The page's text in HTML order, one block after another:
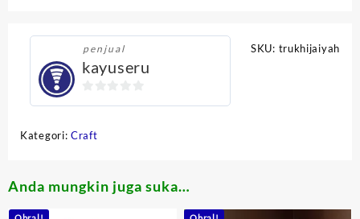
penjual
kayuseru
of
SKU: trukhijaiyah
Kategori:Craft
Anda mungkin juga suka…